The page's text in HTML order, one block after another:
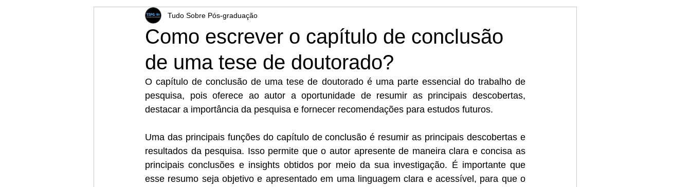
Como escrever o capítulo de conclusão
de uma tese de doutorado?
Tudo Sobre Pós-graduação
O capítulo de conclusão de uma tese de doutorado é uma parte essencial do trabalho de
pesquisa, pois oferece ao autor a oportunidade de resumir as principais descobertas,
destacar a importância da pesquisa e fornecer recomendações para estudos futuros.
Uma das principais funções do capítulo de conclusão é resumir as principais descobertas e
resultados da pesquisa. Isso permite que o autor apresente de maneira clara e concisa as
principais conclusões e insights obtidos por meio da sua investigação. É importante que
esse resumo seja objetivo e apresentado em uma linguagem clara e acessível, para que o